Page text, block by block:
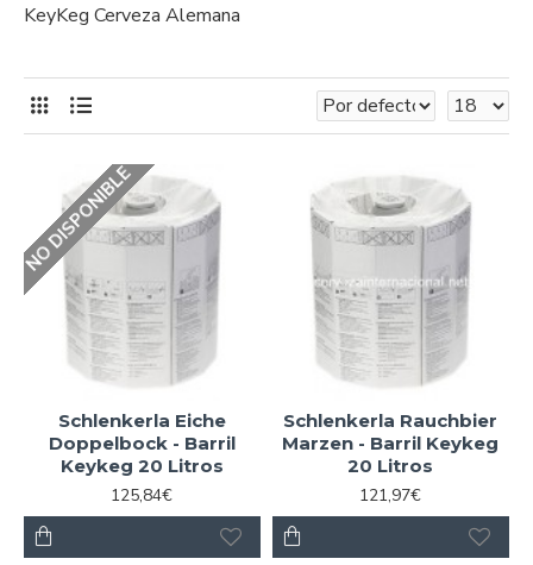
KeyKeg Cerveza Alemana
NO DISPONIBLE
Schlenkerla Eiche
Doppelbock - Barril
Keykeg 20 Litros
125,84€
Schlenkerla Rauchbier
Marzen - Barril Keykeg
20 Litros
121,97€